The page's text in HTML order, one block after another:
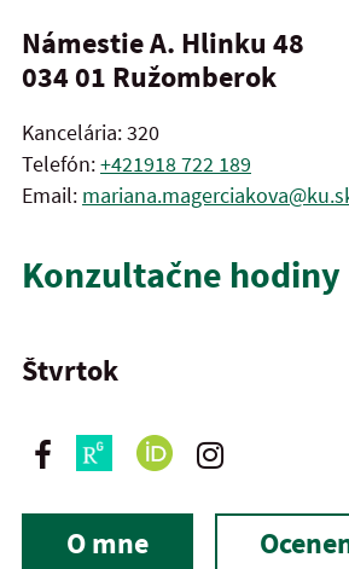
Námestie A. Hlinku 48
034 01 Ružomberok
Kancelária: 320
Telefón:+421918 722 189
Email:
Konzultačne hodiny
Štvrtok
O mne